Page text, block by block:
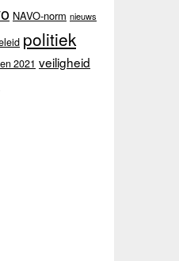
NAVO-norm nieuws
politiek
2021 veiligheid